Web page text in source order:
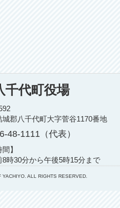
千代町役場
城郡八千代町大字菅谷1170番地
48-1111（代表）
】
8時30分から午後5時15分まで
YACHIYO. ALL RIGHTS RESERVED.